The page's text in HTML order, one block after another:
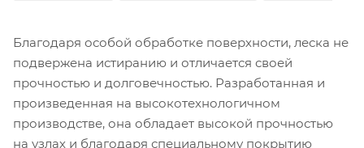
Благодаря особой обработке поверхности, леска не
подвержена истиранию и отличается своей
прочностью и долговечностью. Разработанная и
произведенная на высокотехнологичном
производстве, она обладает высокой прочностью
на узлах и благодаря специальному покрытию